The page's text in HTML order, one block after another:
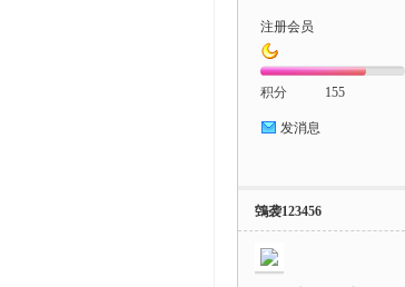
注册会员
积分 155
发消息
鵼袭123456